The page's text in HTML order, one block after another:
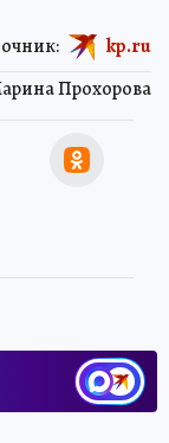
Прохорова
kp.ru